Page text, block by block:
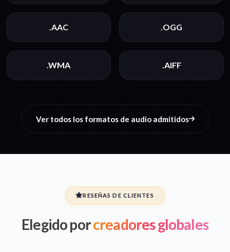
.AAC .OGG
.WMA .AIFF
Ver todos los formatos de audio admitidos
RESEÑAS DE CLIENTES
Elegido porcreadores globales